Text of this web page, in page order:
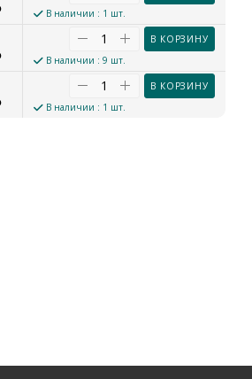
В наличии : 1 шт.
В КОРЗИНУ
В наличии : 9 шт.
В КОРЗИНУ
В наличии : 1 шт.